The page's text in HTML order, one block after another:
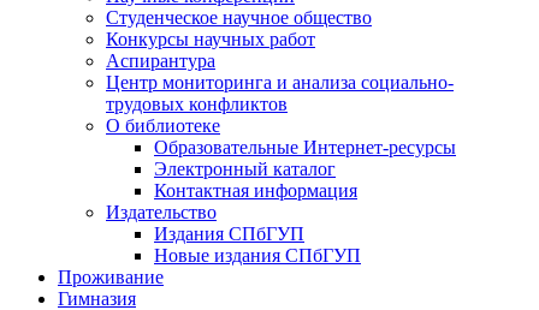
Студенческое научное общество
Конкурсы научных работ
Аспирантура
Центр мониторинга и анализа социально-
трудовых конфликтов
О библиотеке
Образовательные Интернет-ресурсы
Электронный каталог
Контактная информация
Издательство
Издания СПбГУП
Новые издания СПбГУП
Проживание
Гимназия